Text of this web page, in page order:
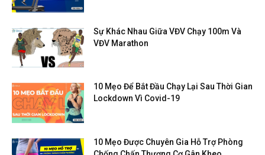
Sự Khác Nhau Giữa VĐV Chạy 100m Và
VĐV Marathon
10 Mẹo Để Bắt Đầu Chạy Lại Sau Thời Gian
Lockdown Vì Covid-19
10 Mẹo Được Chuyên Gia Hỗ Trợ Phòng